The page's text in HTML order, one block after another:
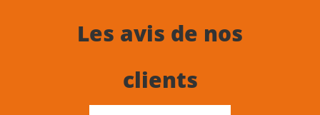
Les avis de nos
clients